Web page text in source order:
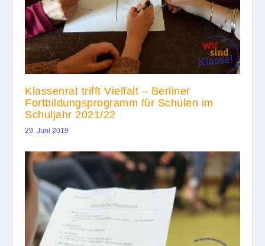
Klassenrat trifft Vielfalt – Berliner
Fortbildungsprogramm für Schulen im
Schuljahr 2021/22
29. Juni 2019